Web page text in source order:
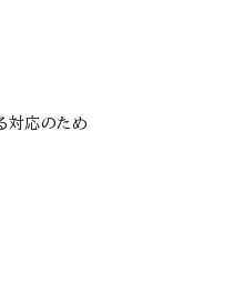
対応のため